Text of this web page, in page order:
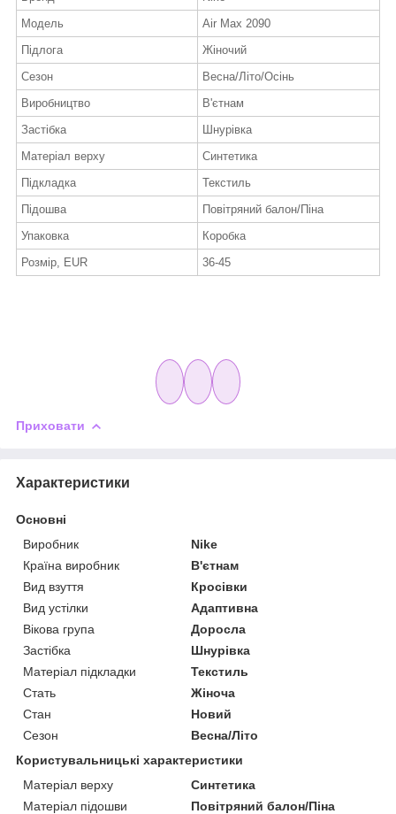
Модель
Air Max 2090
Підлога
Жіночий
Сезон
Весна/Літо/Осінь
Виробництво
В'єтнам
Застібка
Шнурівка
Матеріал верху
Синтетика
Підкладка
Текстиль
Підошва
Повітряний балон/Піна
Упаковка
Коробка
Розмір, EUR
36-45
Приховати
Характеристики
Основні
Виробник
Nike
Країна виробник
В'єтнам
Вид взуття
Кросівки
Вид устілки
Адаптивна
Вікова група
Доросла
Застібка
Шнурівка
Матеріал підкладки
Текстиль
Стать
Жіноча
Стан
Новий
Сезон
Весна/Літо
Користувальницькі характеристики
Матеріал верху
Синтетика
Матеріал підошви
Повітряний балон/Піна